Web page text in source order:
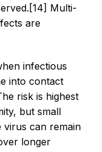
Multi-
are
infectious
into contact
risk is highest
but small
virus can remain
longer